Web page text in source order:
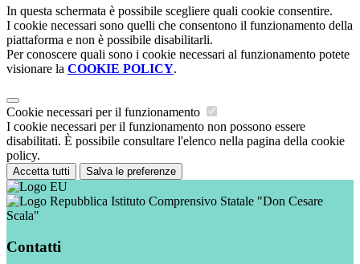
In questa schermata è possibile scegliere quali cookie consentire.
I cookie necessari sono quelli che consentono il funzionamento della
piattaforma e non è possibile disabilitarli.
Per conoscere quali sono i cookie necessari al funzionamento potete
visionare la COOKIE POLICY.
Cookie necessari per il funzionamento
I cookie necessari per il funzionamento non possono essere
disabilitati. È possibile consultare l'elenco nella pagina della cookie
policy.
Accetta tutti Salva le preferenze
Istituto Comprensivo Statale "Don Cesare
Scala"
Contatti